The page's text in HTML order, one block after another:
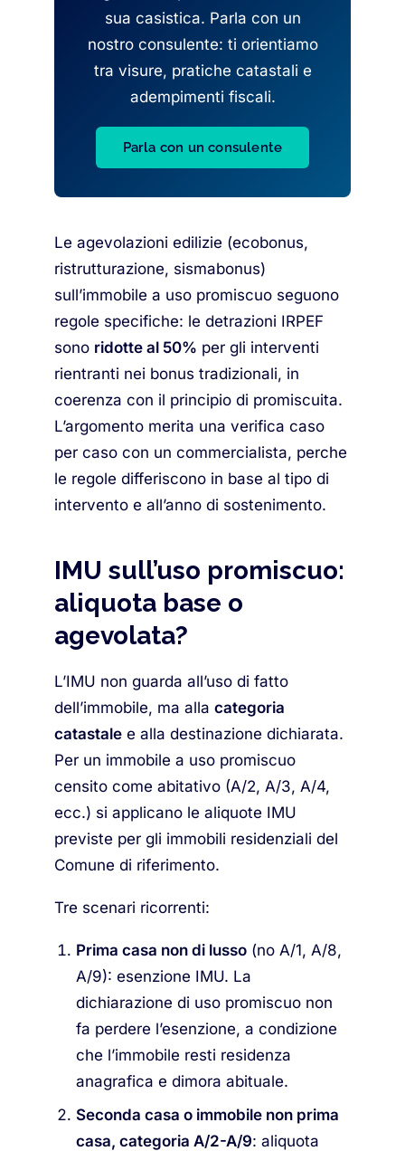
sua casistica. Parla con un
nostro consulente: ti orientiamo
tra visure, pratiche catastali e
adempimenti fiscali.
Parla con un consulente
Le agevolazioni edilizie (ecobonus,
ristrutturazione, sismabonus)
sull’immobile a uso promiscuo seguono
regole specifiche: le detrazioni IRPEF
sono ridotte al 50% per gli interventi
rientranti nei bonus tradizionali, in
coerenza con il principio di promiscuita.
L’argomento merita una verifica caso
per caso con un commercialista, perche
le regole differiscono in base al tipo di
intervento e all’anno di sostenimento.
IMU sull’uso promiscuo:
aliquota base o
agevolata?
L’IMU non guarda all’uso di fatto
dell’immobile, ma alla categoria
catastale e alla destinazione dichiarata.
Per un immobile a uso promiscuo
censito come abitativo (A/2, A/3, A/4,
ecc.) si applicano le aliquote IMU
previste per gli immobili residenziali del
Comune di riferimento.
Tre scenari ricorrenti:
Prima casa non di lusso (no A/1, A/8,
A/9): esenzione IMU. La
dichiarazione di uso promiscuo non
fa perdere l’esenzione, a condizione
che l’immobile resti residenza
anagrafica e dimora abituale.
Seconda casa o immobile non prima
casa, categoria A/2-A/9: aliquota